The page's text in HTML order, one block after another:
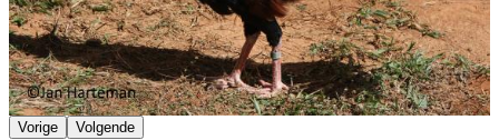
Vorige Volgende